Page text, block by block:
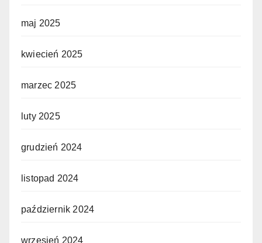
maj 2025
kwiecień 2025
marzec 2025
luty 2025
grudzień 2024
listopad 2024
październik 2024
wrzesień 2024